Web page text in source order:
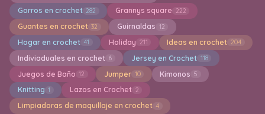
Gorros en crochet 282 Grannys square 222
Guantes en crochet 32 Guirnaldas 12
Hogar en crochet 41 Holiday 211 Ideas en crochet 204
Indiviaduales en crochet 6 Jersey en Crochet 118
Juegos de Baño 12 Jumper 10 Kimonos 5
Knitting 1 Lazos en Crochet 2
Limpiadoras de maquillaje en crochet 4